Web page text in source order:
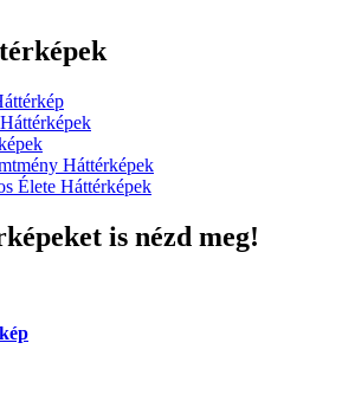
Háttérképek
Élete Háttérképek
is nézd meg!